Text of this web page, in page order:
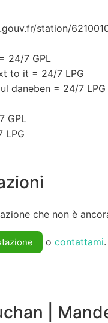
station/
24/7 GPL
to it = 24/7 LPG
daneben = 24/7 LPG
GPL
LPG
che non è
o contattami.
|